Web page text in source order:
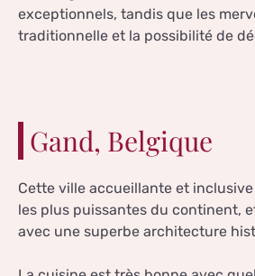
exceptionnels, tandis que les
traditionnelle et la possibilité de
Gand, Belgique
Cette ville accueillante et
les plus puissantes du continent,
avec une superbe architecture